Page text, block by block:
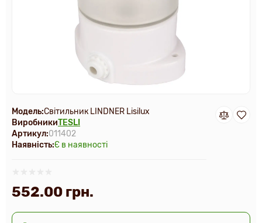
Модель:Світильник LINDNER Lisilux
ВиробникиTESLI
Артикул:011402
Наявність:Є в наявності
552.00 грн.